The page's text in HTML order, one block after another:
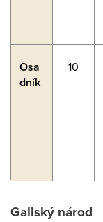
Osa
dník
10
Gallský národ